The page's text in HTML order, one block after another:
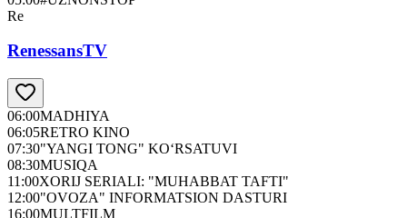
Re
RenessansTV
06:00MADHIYA
06:05RETRO KINO
07:30"YANGI TONG" KO‘RSATUVI
08:30MUSIQA
11:00XORIJ SERIALI: "MUHABBAT TAFTI"
12:00"OVOZA" INFORMATSION DASTURI
16:00MULTFILM